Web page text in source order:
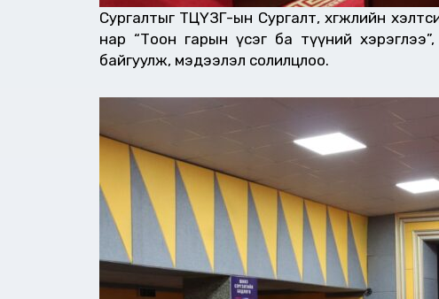
Сургалтыг ТЦҮЗГ-ын Сургалт, хөгжлийн
нар “Тоон гарын үсэг ба түүний
байгуулж, мэдээлэл солилцлоо.